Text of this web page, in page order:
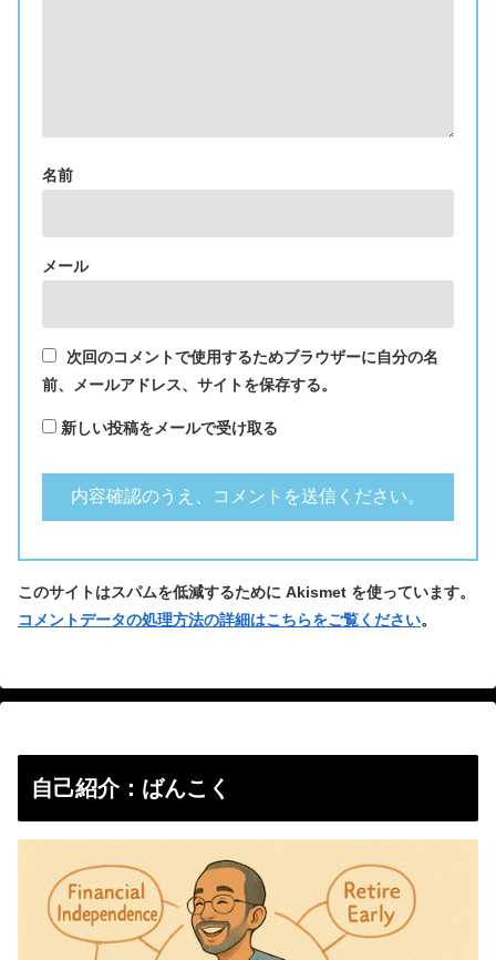
名前
メール
次回のコメントで使用するためブラウザーに自分の名
前、メールアドレス、サイトを保存する。
新しい投稿をメールで受け取る
このサイトはスパムを低減するために Akismet を使っています。
コメントデータの処理方法の詳細はこちらをご覧ください。
自己紹介：ばんこく